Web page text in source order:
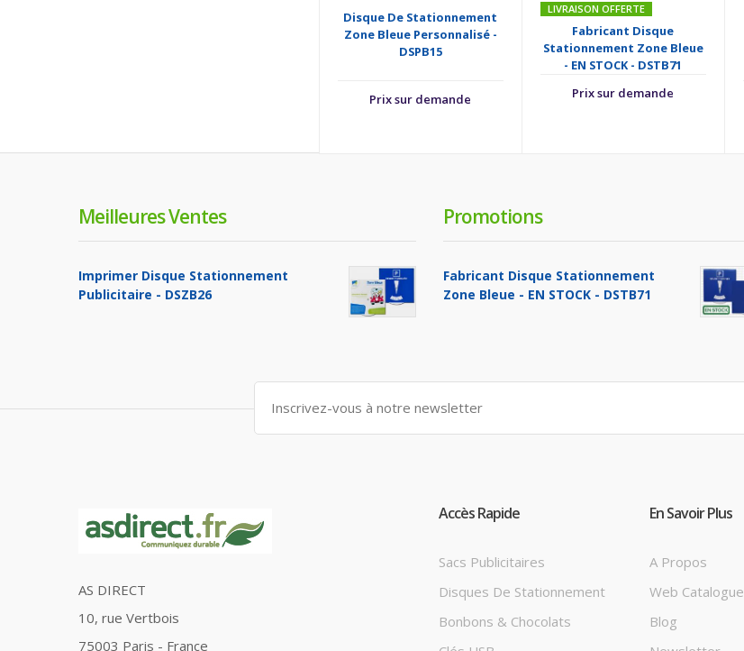
Disque De Stationnement
Zone Bleue Personnalisé -
DSPB15
Prix sur demande
LIVRAISON OFFERTE
Fabricant Disque
Stationnement Zone Bleue
- EN STOCK - DSTB71
Prix sur demande
Meilleures Ventes
Imprimer Disque Stationnement
Publicitaire - DSZB26
Promotions
Fabricant Disque Stationnement
Zone Bleue - EN STOCK - DSTB71
AS DIRECT
10, rue Vertbois
75003 Paris - France
Accès Rapide
Sacs Publicitaires
Disques De Stationnement
Bonbons & Chocolats
En Savoir Plus
A Propos
Web Catalogue
Blog